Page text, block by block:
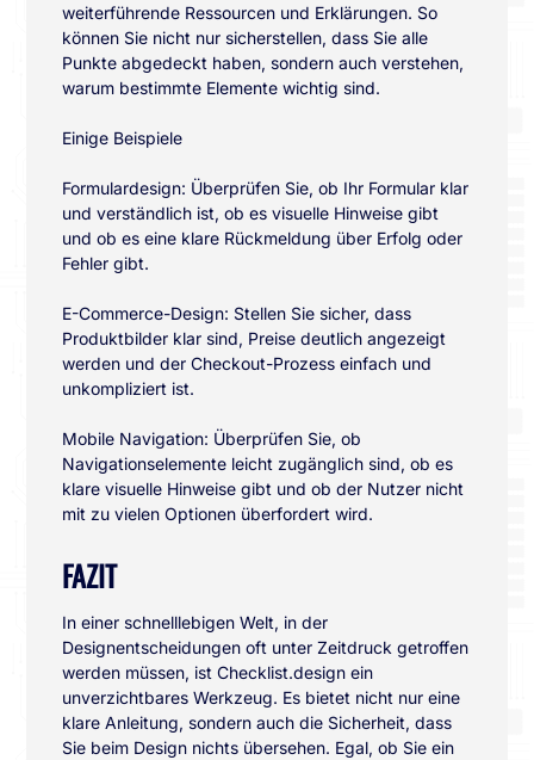
weiterführende Ressourcen und Erklärungen. So
können Sie nicht nur sicherstellen, dass Sie alle
Punkte abgedeckt haben, sondern auch verstehen,
warum bestimmte Elemente wichtig sind.
Einige Beispiele
Formulardesign: Überprüfen Sie, ob Ihr Formular klar
und verständlich ist, ob es visuelle Hinweise gibt
und ob es eine klare Rückmeldung über Erfolg oder
Fehler gibt.
E-Commerce-Design: Stellen Sie sicher, dass
Produktbilder klar sind, Preise deutlich angezeigt
werden und der Checkout-Prozess einfach und
unkompliziert ist.
Mobile Navigation: Überprüfen Sie, ob
Navigationselemente leicht zugänglich sind, ob es
klare visuelle Hinweise gibt und ob der Nutzer nicht
mit zu vielen Optionen überfordert wird.
FAZIT
In einer schnelllebigen Welt, in der
Designentscheidungen oft unter Zeitdruck getroffen
werden müssen, ist Checklist.design ein
unverzichtbares Werkzeug. Es bietet nicht nur eine
klare Anleitung, sondern auch die Sicherheit, dass
Sie beim Design nichts übersehen. Egal, ob Sie ein